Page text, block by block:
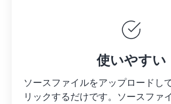
使いやすい
ソースファイルをアップロードし
リックするだけです。 ソースファ